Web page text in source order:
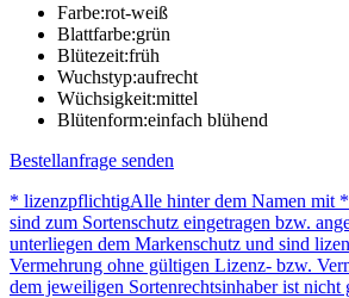
Farbe:rot-weiß
Blattfarbe:grün
Blütezeit:früh
Wuchstyp:aufrecht
Wüchsigkeit:mittel
Blütenform:einfach blühend
Bestellanfrage senden
* lizenzpflichtigAlle hinter dem Namen mit
sind zum Sortenschutz eingetragen bzw.
unterliegen dem Markenschutz und sind
Vermehrung ohne gültigen Lizenz- bzw.
dem jeweiligen Sortenrechtsinhaber ist nicht